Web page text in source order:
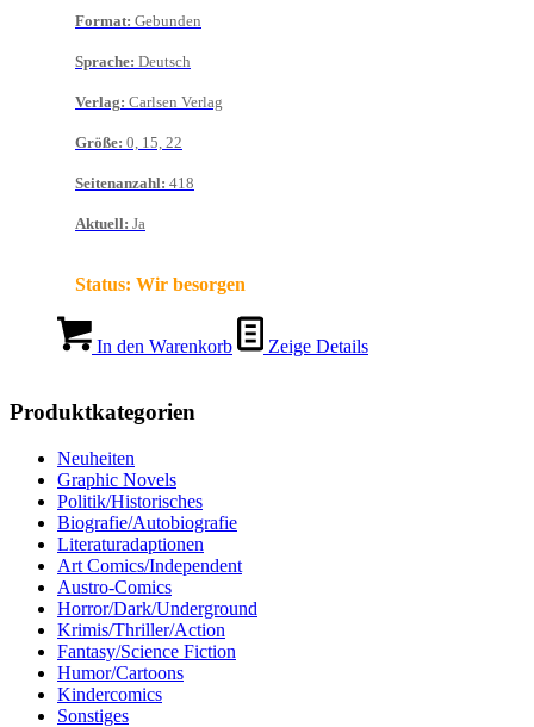
Format: Gebunden
Sprache: Deutsch
Verlag: Carlsen Verlag
Größe: 0, 15, 22
Seitenanzahl: 418
Aktuell: Ja
Status: Wir besorgen
In den Warenkorb Zeige Details
Produktkategorien
Neuheiten
Graphic Novels
Politik/Historisches
Biografie/Autobiografie
Literaturadaptionen
Art Comics/Independent
Austro-Comics
Horror/Dark/Underground
Krimis/Thriller/Action
Fantasy/Science Fiction
Humor/Cartoons
Kindercomics
Sonstiges